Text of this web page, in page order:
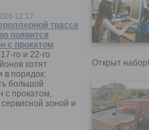
12:17
трассе
появится
с прокатом
го и 22-го
хотят
в порядок:
большой
с прокатом,
зоной и
Открыт набор!